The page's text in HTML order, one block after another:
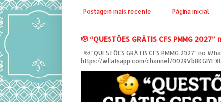
Postagem mais recente Página inicial
‎🫡 “QUESTÕES GRÁTIS CFS PMMG
🫡 “QUESTÕES GRÁTIS CFS PMMG 2027” no
https://whatsapp.com/channel/